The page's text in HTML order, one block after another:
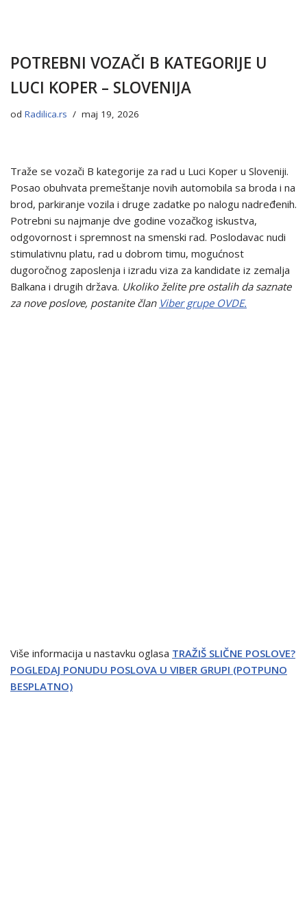
POTREBNI VOZAČI B KATEGORIJE U
LUCI KOPER – SLOVENIJA
od Radilica.rs maj 19, 2026
Traže se vozači B kategorije za rad u Luci Koper u Sloveniji.
Posao obuhvata premeštanje novih automobila sa broda i na
brod, parkiranje vozila i druge zadatke po nalogu nadređenih.
Potrebni su najmanje dve godine vozačkog iskustva,
odgovornost i spremnost na smenski rad. Poslodavac nudi
stimulativnu platu, rad u dobrom timu, mogućnost
dugoročnog zaposlenja i izradu viza za kandidate iz zemalja
Balkana i drugih država. Ukoliko želite pre ostalih da saznate
za nove poslove, postanite član Viber grupe OVDE.
Više informacija u nastavku oglasa TRAŽIŠ SLIČNE POSLOVE?
POGLEDAJ PONUDU POSLOVA U VIBER GRUPI (POTPUNO
BESPLATNO)